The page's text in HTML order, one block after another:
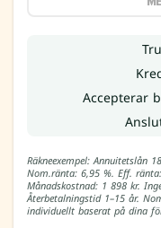
Accepterar
Räkneexempel: Annuitetslån
Nom.ränta: 6,95 %. Eff.
Månadskostnad: 1 898 kr.
Återbetalningstid 1–15 år.
individuellt baserat på dina